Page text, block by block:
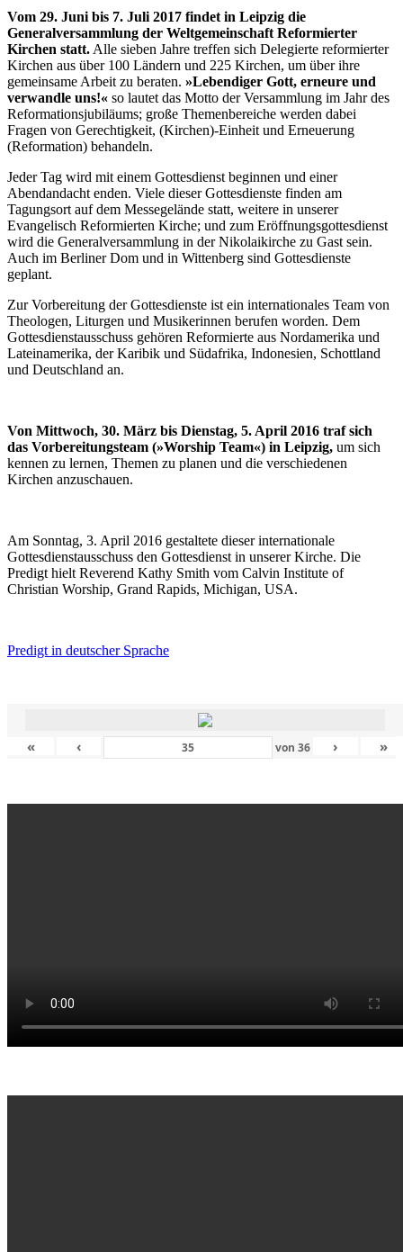
Vom 29. Juni bis 7. Juli 2017 findet in Leipzig die
Generalversammlung der Weltgemeinschaft Reformierter
Kirchen statt.Alle sieben Jahre treffen sich Delegierte reformierter
Kirchen aus über 100 Ländern und 225 Kirchen, um über ihre
gemeinsame Arbeit zu beraten. »Lebendiger Gott, erneure und
verwandle uns!« so lautet das Motto der Versammlung im Jahr des
Reformationsjubiläums; große Themenbereiche werden dabei
Fragen von Gerechtigkeit, (Kirchen)-Einheit und Erneuerung
(Reformation) behandeln.
Jeder Tag wird mit einem Gottesdienst beginnen und einer
Abendandacht enden. Viele dieser Gottesdienste finden am
Tagungsort auf dem Messegelände statt, weitere in unserer
Evangelisch Reformierten Kirche; und zum Eröffnungsgottesdienst
wird die Generalversammlung in der Nikolaikirche zu Gast sein.
Auch im Berliner Dom und in Wittenberg sind Gottesdienste
geplant.
Zur Vorbereitung der Gottesdienste ist ein internationales Team von
Theologen, Liturgen und Musikerinnen berufen worden. Dem
Gottesdienstausschuss gehören Reformierte aus Nordamerika und
Lateinamerika, der Karibik und Südafrika, Indonesien, Schottland
und Deutschland an.
Von Mittwoch, 30. März bis Dienstag, 5. April 2016 traf sich
das Vorbereitungsteam (»Worship Team«) in Leipzig, um sich
kennen zu lernen, Themen zu planen und die verschiedenen
Kirchen anzuschauen.
Am Sonntag, 3. April 2016 gestaltete dieser internationale
Gottesdienstausschuss den Gottesdienst in unserer Kirche. Die
Predigt hielt Reverend Kathy Smith vom Calvin Institute of
Christian Worship, Grand Rapids, Michigan, USA.
Predigt in deutscher Sprache
« ‹ von36 › »